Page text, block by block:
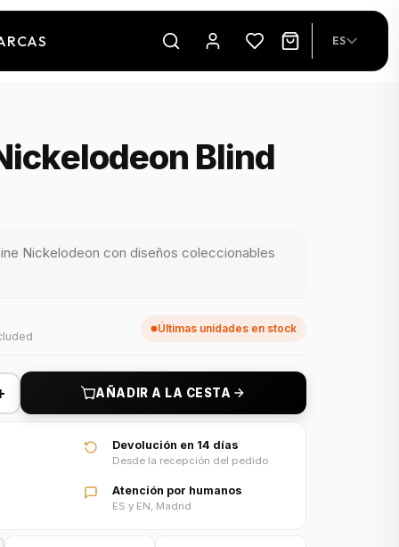
ES
Blind
Nickelodeon con diseños coleccionables
Últimas unidades en stock
AÑADIR A LA CESTA
Devolución en 14 días
Desde la recepción del pedido
Atención por humanos
ES y EN, Madrid